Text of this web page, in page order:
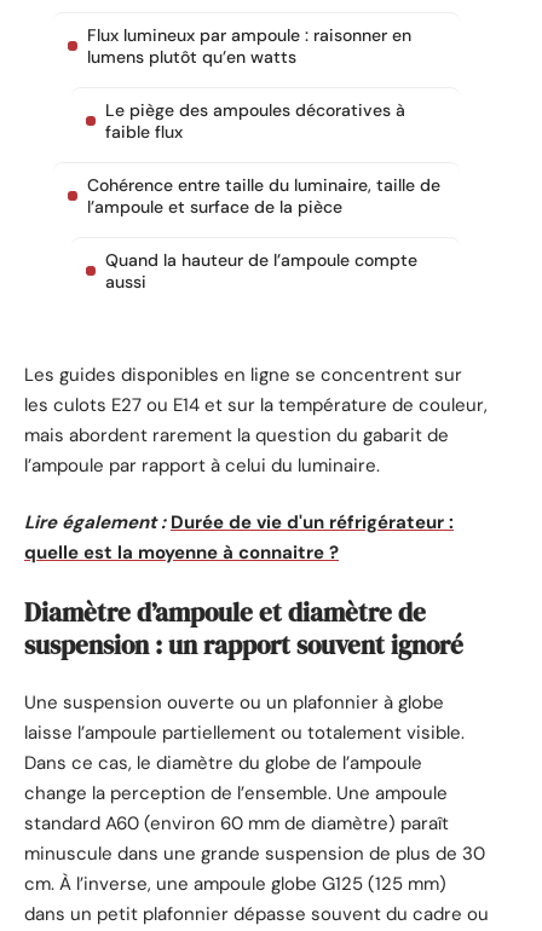
Flux lumineux par ampoule : raisonner en
lumens plutôt qu’en watts
Le piège des ampoules décoratives à
faible flux
Cohérence entre taille du luminaire, taille de
l’ampoule et surface de la pièce
Quand la hauteur de l’ampoule compte
aussi
Les guides disponibles en ligne se concentrent sur
les culots E27 ou E14 et sur la température de couleur,
mais abordent rarement la question du gabarit de
l’ampoule par rapport à celui du luminaire.
Lire également : Durée de vie d'un réfrigérateur :
quelle est la moyenne à connaitre ?
Diamètre d’ampoule et diamètre de
suspension : un rapport souvent ignoré
Une suspension ouverte ou un plafonnier à globe
laisse l’ampoule partiellement ou totalement visible.
Dans ce cas, le diamètre du globe de l’ampoule
change la perception de l’ensemble. Une ampoule
standard A60 (environ 60 mm de diamètre) paraît
minuscule dans une grande suspension de plus de 30
cm. À l’inverse, une ampoule globe G125 (125 mm)
dans un petit plafonnier dépasse souvent du cadre ou